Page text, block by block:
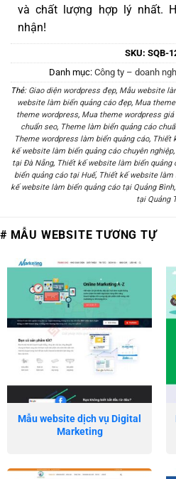
và chất lượng hợp lý nhất.
nhận!
SKU: SQB-
Danh mục: Công ty – doanh
Thẻ: Giao diện wordpress đẹp, Mẫu website
website làm biển quảng cáo đẹp, Mua
theme wordpress, Mua theme wordpress giá
chuẩn seo, Theme làm biển quảng cáo
Theme wordpress làm biển quảng cáo, Thiết
kế website làm biển quảng cáo chuyên nghiệp,
tại Đà Nẵng, Thiết kế website làm biển quảng
biển quảng cáo tại Huế, Thiết kế website làm
kế website làm biển quảng cáo tại Quảng Bình,
tại Quảng
# MẪU WEBSITE TƯƠNG TỰ
Mẫu website dịch vụ Digital
Marketing